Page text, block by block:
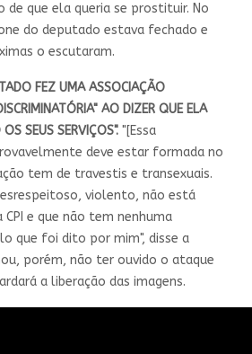
de que ela queria se prostituir. No
do deputado estava fechado e
o escutaram.
FEZ UMA ASSOCIAÇÃO
AO DIZER QUE ELA
SEUS SERVIÇOS"."[Essa
deve estar formada no
tem de travestis e transexuais.
violento, não está
e que não tem nenhuma
que foi dito por mim", disse a
porém, não ter ouvido o ataque
a liberação das imagens.